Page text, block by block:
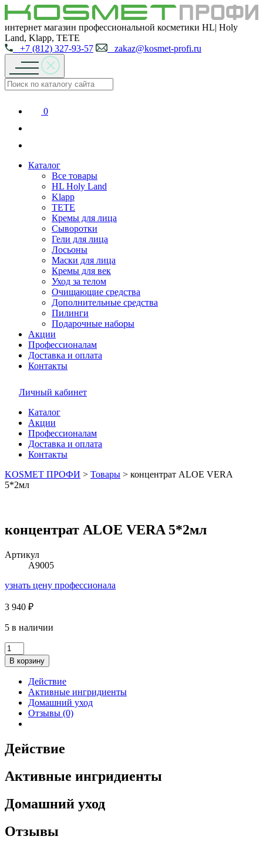
интернет магазин профессиональной косметики HL| Holy
Land, Klapp, TETE
+7 (812) 327-93-57
zakaz@kosmet-profi.ru
0
Каталог
Все товары
HL Holy Land
Klapp
TETE
Кремы для лица
Сыворотки
Гели для лица
Лосьоны
Маски для лица
Кремы для век
Уход за телом
Очищающие средства
Дополнительные средства
Пилинги
Подарочные наборы
Акции
Профессионалам
Доставка и оплата
Контакты
Личный кабинет
Каталог
Акции
Профессионалам
Доставка и оплата
Контакты
KOSMET ПРОФИ > Товары > концентрат ALOE VERA
5*2мл
концентрат ALOE VERA 5*2мл
Артикул
А9005
узнать цену профессионала
3 940 ₽
5 в наличии
Количество
товара
концентрат
ALOE
VERA
5*2мл
В корзину
Действие
Активные ингридиенты
Домашний уход
Отзывы (0)
Действие
Активные ингридиенты
Домашний уход
Отзывы